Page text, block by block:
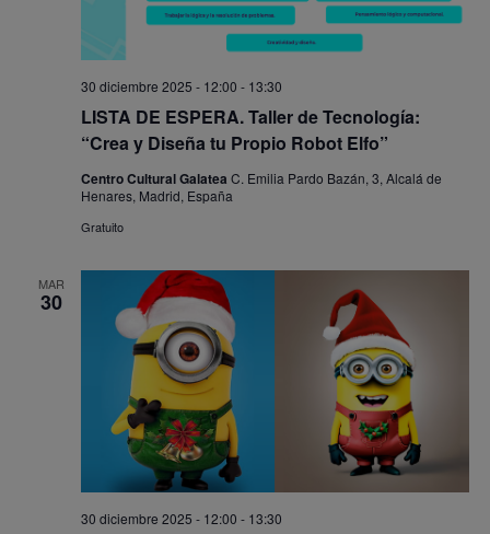
LISTA DE ESPERA. Taller de Tecnología:
“Crea y Diseña tu Propio Robot Elfo”
30 diciembre 2025 - 12:00 - 13:30
Centro Cultural Galatea C. Emilia Pardo Bazán, 3, Alcalá de
Henares, Madrid, España
Gratuito
MAR
30
30 diciembre 2025 - 12:00 - 13:30